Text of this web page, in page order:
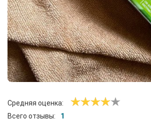
Средняя оценка:
Всего отзывы:
1